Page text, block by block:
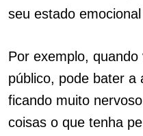
seu estado
Por exemplo,
público, pode bater a
ficando muito
coisas o que tenha